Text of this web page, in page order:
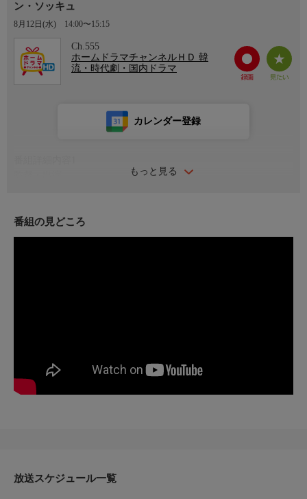
ン・ソッキュ
8月12日(水) 14:00〜15:15
Ch.555
ホームドラマチャンネルＨＤ 韓
流・時代劇・国内ドラマ
もっと見る
カレンダー登録
出演：ハン・ソッキュ、チェ・ウォンビン
ハン・イェリ、ノ・ジェウォン
主演作。
番組内容
存在感を見せつけたチェ・ウォンビン。新人とは思えない演技力
番組の見どころ
放送スケジュール一覧